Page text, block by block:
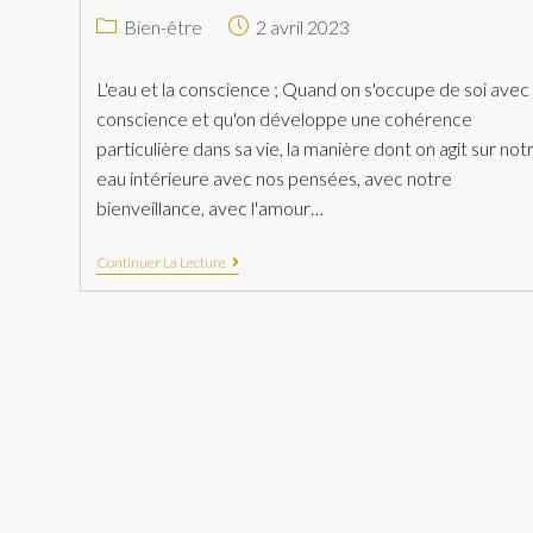
Bien-être 2 avril 2023
L'eau et la conscience ; Quand on s'occupe de soi avec
conscience et qu'on développe une cohérence
particulière dans sa vie, la manière dont on agit sur
eau intérieure avec nos pensées, avec notre
bienveillance, avec l'amour…
Continuer La Lecture